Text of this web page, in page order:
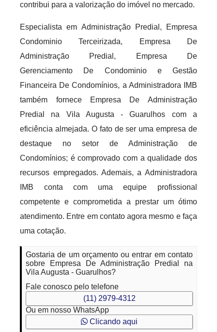
contribui para a valorização do imóvel no mercado.
Especialista em Administração Predial, Empresa
Condominio Terceirizada, Empresa De
Administração Predial, Empresa De
Gerenciamento De Condominio e Gestão
Financeira De Condomínios, a Administradora IMB
também fornece Empresa De Administração
Predial na Vila Augusta - Guarulhos com a
eficiência almejada. O fato de ser uma empresa de
destaque no setor de Administração de
Condomínios; é comprovado com a qualidade dos
recursos empregados. Ademais, a Administradora
IMB conta com uma equipe profissional
competente e comprometida a prestar um ótimo
atendimento. Entre em contato agora mesmo e faça
uma cotação.
Gostaria de um orçamento ou entrar em contato
sobre Empresa De Administração Predial na
Vila Augusta - Guarulhos?
Fale conosco pelo telefone
(11) 2979-4312
Ou em nosso WhatsApp
Clicando aqui